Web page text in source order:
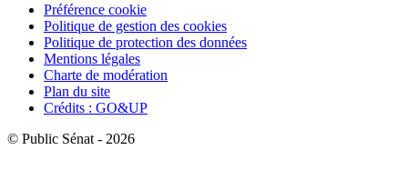
Préférence cookie
Politique de gestion des cookies
Politique de protection des données
Mentions légales
Charte de modération
Plan du site
Crédits : GO&UP
© Public Sénat - 2026